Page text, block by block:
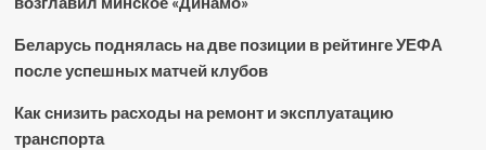
Беларусь поднялась на две позиции в рейтинге УЕФА
после успешных матчей клубов
Как снизить расходы на ремонт и эксплуатацию
транспорта